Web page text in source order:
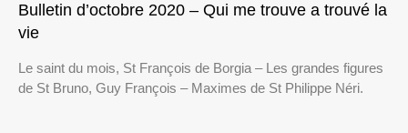
Bulletin d’octobre 2020 – Qui me trouve a trouvé la
vie
Le saint du mois, St François de Borgia – Les grandes figures
de St Bruno, Guy François – Maximes de St Philippe Néri.